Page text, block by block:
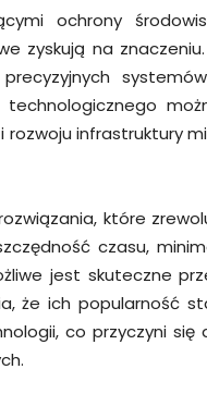
ochrony
zyskują na
infrastruktury
które
czasu,
jest skuteczne
że ich popularność
co przyczyni